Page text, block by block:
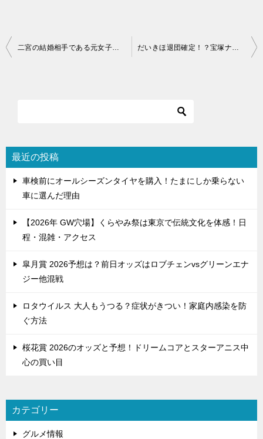
投
シ
ョ
二宮の結婚相手である元女子アナは伊藤綾子！ニノは男を上げたかも？ だいきほ退団確定！？宝塚ナンバー１の歌ウマコンビからの次期トップ彩風咲奈・潤花
最近の投稿
車検前にオールシーズンタイヤを購入！たまにしか乗らない
車に選んだ理由
【2026年 GW穴場】くらやみ祭は東京で伝統文化を体感！日
程・混雑・アクセス
皐月賞 2026予想は？前日オッズはロブチェンvsグリーンエナ
ジー他混戦
ロタウイルス 大人もうつる？症状がきつい！家庭内感染を防
ぐ方法
桜花賞 2026のオッズと予想！ドリームコアとスターアニス中
心の買い目
カテゴリー
グルメ情報